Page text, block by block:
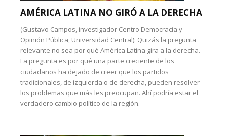
AMÉRICA LATINA NO GIRÓ A LA DERECHA
(Gustavo Campos, investigador Centro Democracia y
Opinión Pública, Universidad Central): Quizás la pregunta
relevante no sea por qué América Latina gira a la derecha.
La pregunta es por qué una parte creciente de los
ciudadanos ha dejado de creer que los partidos
tradicionales, de izquierda o de derecha, pueden resolver
los problemas que más les preocupan. Ahí podría estar el
verdadero cambio político de la región.